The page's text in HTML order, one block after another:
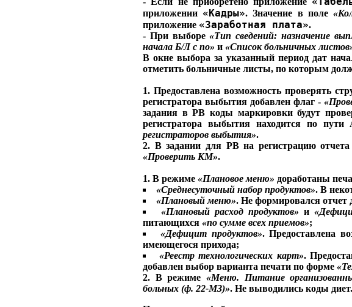
приложении «Кадры». Значение в поле
приложение «Заработная плата».
- При выборе«Тип сведений: назначение
начала Б/Л с по» и «Список больничных
В окне выбора за указанный период дат
отметить больничные листы, по которым
1. Предоставлена возможность проверять
регистратора выбытия добавлен флаг -
задания в РВ коды маркировки будут
регистратора выбытия находится по пути
регистраторов выбытия».
2. В задании для РВ на регистрацию
«Проверить КМ».
1. В режиме «Плановое меню» доработаны
«Среднесуточный набор продуктов». В
«Плановый меню». Не формировался отчет
«Плановый расход продуктов» и
питающихся «по сумме всех приемов»;
«Дефицит продуктов». Предоставлена
имеющегося прихода;
«Реестр технологических карт».
добавлен выбор варианта печати по форме
2. В режиме«Меню. Питание
больных (ф. 22-МЗ)». Не выводились коды диет.